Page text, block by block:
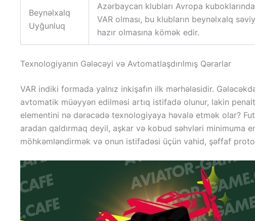
Beynəlxalq
Uyğunluq
Azərbaycan klubları Avropa
VAR olması, bu klubların beynəlxalq
hazır olmasına kömək edir.
Texnologiyanın Gələcəyi və Avtomatlaşdırılmış Qərarlar
VAR indiki formada yalnız inkişafın ilk mərhələsidir.
avtomatik müəyyən edilməsi artıq istifadə olunur, lakin
elementini nə dərəcədə texnologiyaya həvalə etmək olar?
aradan qaldırmaq deyil, aşkar və kobud səhvləri minimuma
möhkəmləndirmək və onun istifadəsi üçün vahid, şəffaf